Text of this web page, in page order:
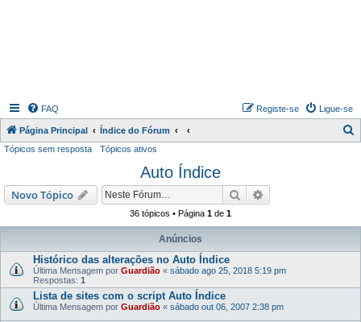
FAQ Ligue-se
Registe-se
Página Principal Índice do Fórum
i
Tópicos sem resposta Tópicos ativos
Auto Índice
Novo Tópico Pesquisar
36 tópicos • Página 1 de 1
Anúncios
Histórico das alterações no Auto Índice
Última Mensagem por Guardião « sábado ago 25, 2018 5:19 pm
Respostas: 1
Lista de sites com o script Auto Índice
Última Mensagem por Guardião « sábado out 06, 2007 2:38 pm